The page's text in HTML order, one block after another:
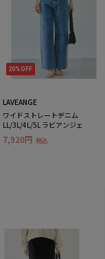
20%OFF
LAVEANGE
ワイドストレートデニム
LL/3L/4L/5L ラビアンジェ
7,920円 税込